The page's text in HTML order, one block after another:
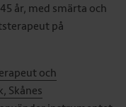
år, med smärta och
på
och
Skånes